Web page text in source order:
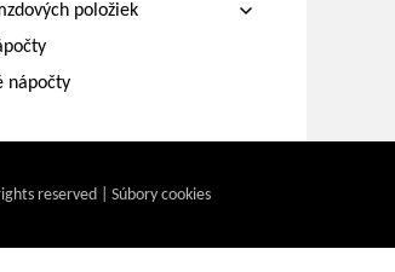
položiek
nápočty
položky, mzdové nápočty
reserved | Súbory cookies